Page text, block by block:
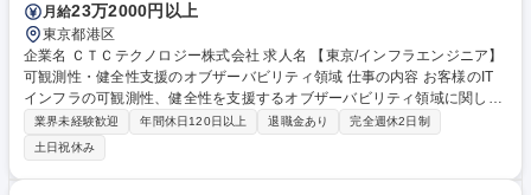
月給23万2000円以上
東京都港区
企業名 ＣＴＣテクノロジー株式会社 求人名 【東京/インフラエンジニア】
可観測性・健全性支援のオブザーバビリティ領域 仕事の内容 お客様のIT
インフラの可観測性、健全性を支援するオブザーバビリティ領域に関して
設計・導入（構築）・運用支援、テクニカルサポート等をお任せいたしま
す。 【ご入社後の流れ】 CTCからソリューションを購入いただいたお客
様全般へ構築関連業務を行いながら、徐々にプロフェッショナルサービス
等対応範囲を拡大していきます。 募集職種 【東京/インフラエンジニア】
業界未経験歓迎 年間休日120日以上 退職金あり
完全週休2日制
土日祝休み